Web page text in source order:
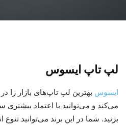
لپ تاپ ایسوس
ایسوس بهترین لپ تاپ‌های بازار را
می‌کند و می‌توانید با اعتماد
بزنید. شما در این برند می‌توانید تنوع